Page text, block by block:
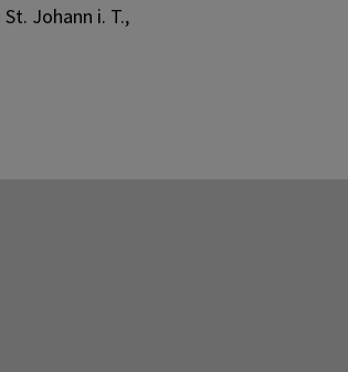
Johann i. T.,